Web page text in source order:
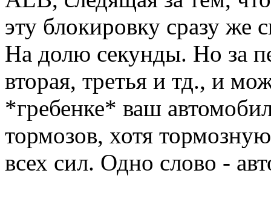
эту блокировку сразу же
На долю секунды. Но за
вторая, третья и тд., и
*гребенке* ваш
тормозов, хотя
всех сил. Одно слово -